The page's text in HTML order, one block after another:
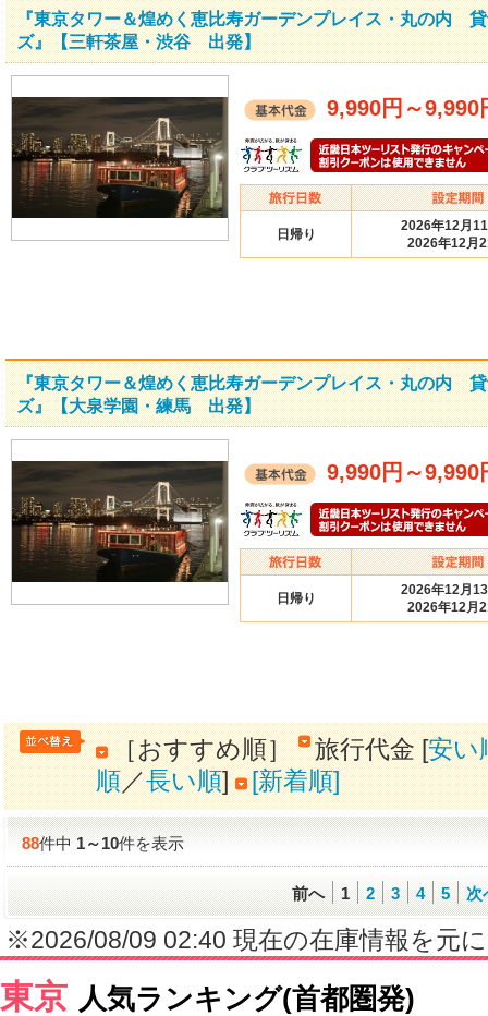
『東京タワー＆煌めく恵比寿ガーデンプレイス・丸の内
ズ』【三軒茶屋・渋谷 出発】
9,990円 ～9,990
日帰り
2026年12月
2026年12月
『東京タワー＆煌めく恵比寿ガーデンプレイス・丸の内
ズ』【大泉学園・練馬 出発】
9,990円 ～9,990
日帰り
2026年12月
2026年12月
［おすすめ順］ 旅行代金 [安い
順／長い順] [新着順]
88件中1～10件を表示
前へ 1 2 3 4 5 次
※2026/08/09 02:40 現在の在庫情報を元
東京 人気ランキング(首都圏発)